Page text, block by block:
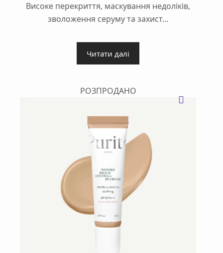
Високе перекриття, маскування недоліків,
зволоження серуму та захист…
Читати далі
РОЗПРОДАНО